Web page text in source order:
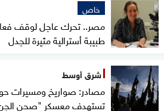
خاص
مصر.. تحرك عاجل لوقف
طبيبة أسترالية مثيرة للجدل
شرق أوسط
مصادر: صواريخ ومسيرات
تستهدف معسكر "صحن